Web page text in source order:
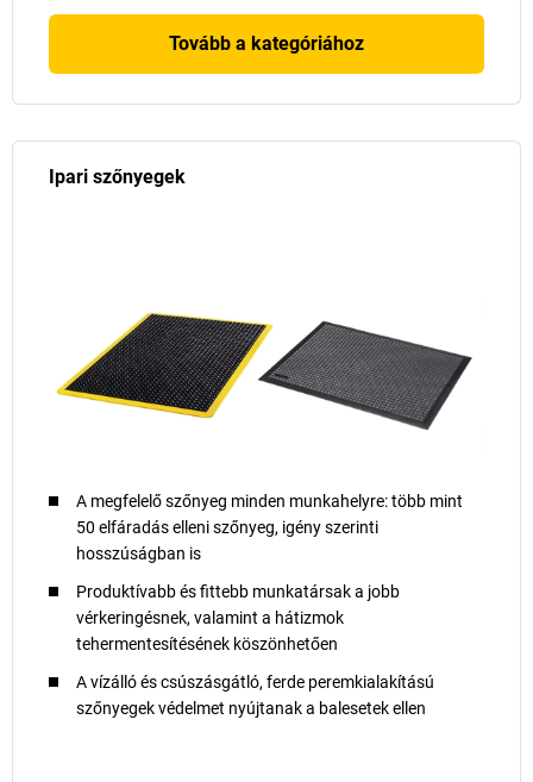
Tovább a kategóriához
Ipari szőnyegek
A megfelelő szőnyeg minden munkahelyre: több mint
50 elfáradás elleni szőnyeg, igény szerinti
hosszúságban is
Produktívabb és fittebb munkatársak a jobb
vérkeringésnek, valamint a hátizmok
tehermentesítésének köszönhetően
A vízálló és csúszásgátló, ferde peremkialakítású
szőnyegek védelmet nyújtanak a balesetek ellen